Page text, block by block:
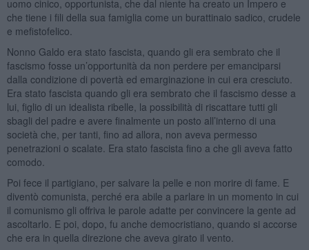
uomo cinico, opportunista, che dal niente ha creato un Impero e
che tiene i fili della sua famiglia come un burattinaio sadico, crudele
e mefistofelico.
Nonno Galdo era stato fascista, quando gli era sembrato che il
fascismo fosse un’opportunità da non perdere per emanciparsi
dalla condizione di povertà ed emarginazione in cui era cresciuto.
Era stato fascista quando gli era sembrato che il fascismo desse a
lui, figlio di un idealista ribelle, la possibilità di riscattare tutti gli
sbagli del padre e avere finalmente un posto all’interno di una
società che, per tanti, fino ad allora, non aveva permesso
penetrazioni o scalate. Era stato fascista fino a che gli aveva fatto
comodo.
Poi fece il partigiano, per salvare la pelle e non morire di fame. E
diventò comunista, perché era abile a parlare in un momento in cui
il comunismo gli offriva le parole adatte per convincere la gente ad
ascoltarlo. E poi, dopo, fu anche democristiano, quando si accorse
che era in quella direzione che aveva girato il vento.